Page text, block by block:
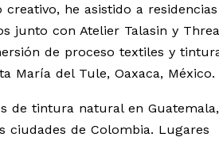
he asistido a residencias
junto con Atelier Talasin y
de proceso textiles y
María del Tule, Oaxaca, México.
de tintura natural en Guatemala,
ciudades de Colombia. Lugares